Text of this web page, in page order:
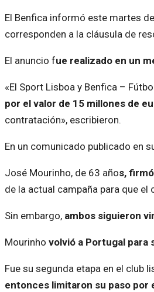
El Benfica informó este martes
corresponden a la cláusula de
El anuncio fue realizado en un
«El Sport Lisboa y Benfica –
por el valor de 15 millones de
contratación», escribieron.
En un comunicado publicado en
José Mourinho, de 63 años,
de la actual campaña para que
Sin embargo, ambos siguieron
Mourinho volvió a Portugal
Fue su segunda etapa en el club
entonces limitaron su paso por